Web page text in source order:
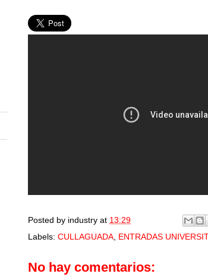
Posted by industry at 13:29
Labels: CULLAGUADA, ENTRADAS
No hay comentarios: